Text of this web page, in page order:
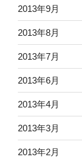
2013年9月
2013年8月
2013年7月
2013年6月
2013年4月
2013年3月
2013年2月